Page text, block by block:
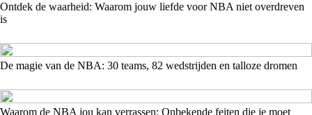
Ontdek de waarheid: Waarom jouw liefde voor NBA niet overdreven
is
De magie van de NBA: 30 teams, 82 wedstrijden en talloze dromen
Waarom de NBA jou kan verrassen: Onbekende feiten die je moet